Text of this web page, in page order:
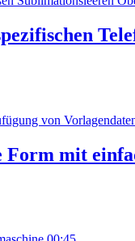
Form mit